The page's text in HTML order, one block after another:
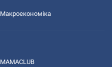
Макроекономіка
MAMACLUB